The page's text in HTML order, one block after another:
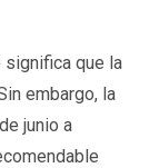
significa que la
embargo, la
junio a